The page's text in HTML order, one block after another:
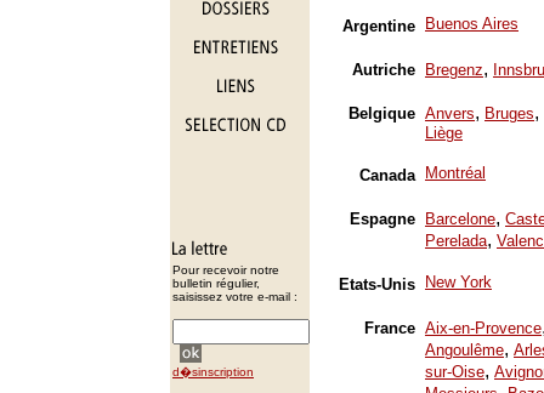
Pour recevoir notre
bulletin régulier,
saisissez votre e-mail :
d�sinscription
Argentine Buenos Aires
Autriche Bregenz,
Belgique Anvers, Bruges,
Liège
Canada Montréal
Espagne Barcelone,
Perelada,
Etats-Unis New York
France Aix-en-Provence
Angoulême,
sur-Oise,